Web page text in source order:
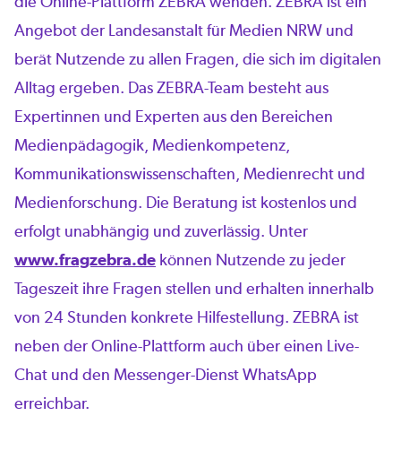
Angebot der Landesanstalt für Medien NRW und
berät Nutzende zu allen Fragen, die sich im digitalen
Alltag ergeben. Das ZEBRA-Team besteht aus
Expertinnen und Experten aus den Bereichen
Medienpädagogik, Medienkompetenz,
Kommunikationswissenschaften, Medienrecht und
Medienforschung. Die Beratung ist kostenlos und
erfolgt unabhängig und zuverlässig. Unter
www.fragzebra.de können Nutzende zu jeder
Tageszeit ihre Fragen stellen und erhalten innerhalb
von 24 Stunden konkrete Hilfestellung. ZEBRA ist
neben der Online-Plattform auch über einen Live-
Chat und den Messenger-Dienst WhatsApp
erreichbar.